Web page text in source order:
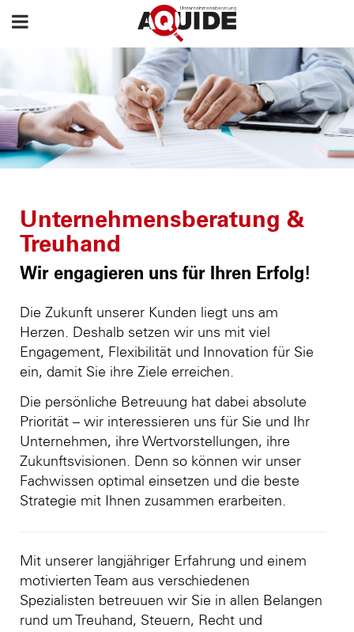
Unternehmensberatung &
Treuhand
Wir engagieren uns für Ihren Erfolg!
Die Zukunft unserer Kunden liegt uns am
Herzen. Deshalb setzen wir uns mit viel
Engagement, Flexibilität und Innovation für Sie
ein, damit Sie ihre Ziele erreichen.
Die persönliche Betreuung hat dabei absolute
Priorität – wir interessieren uns für Sie und Ihr
Unternehmen, ihre Wertvorstellungen, ihre
Zukunftsvisionen. Denn so können wir unser
Fachwissen optimal einsetzen und die beste
Strategie mit Ihnen zusammen erarbeiten.
Mit unserer langjähriger Erfahrung und einem
motivierten Team aus verschiedenen
Spezialisten betreuuen wir Sie in allen Belangen
rund um Treuhand, Steuern, Recht und